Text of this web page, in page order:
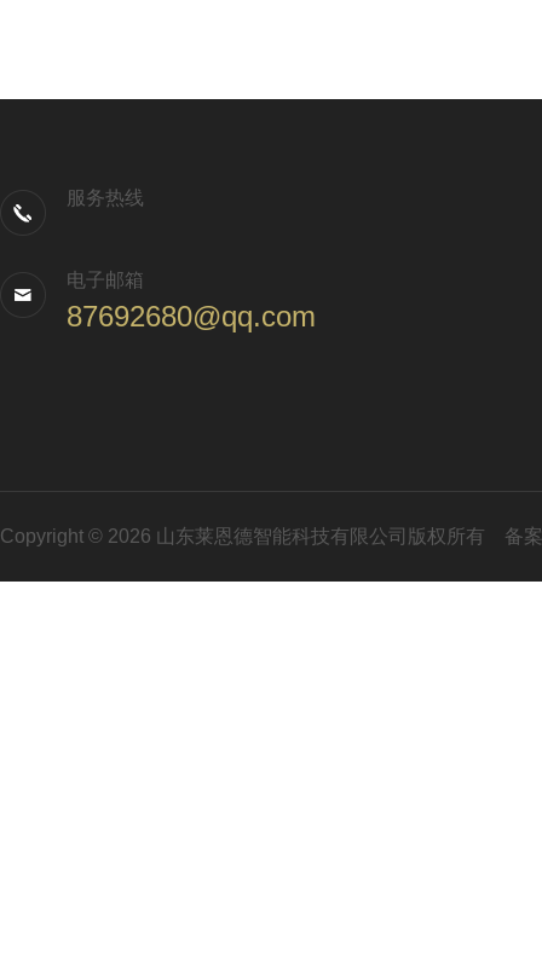
服务热线
电子邮箱
87692680@qq.com
Copyright © 2026 山东莱恩德智能科技有限公司版权所有 备